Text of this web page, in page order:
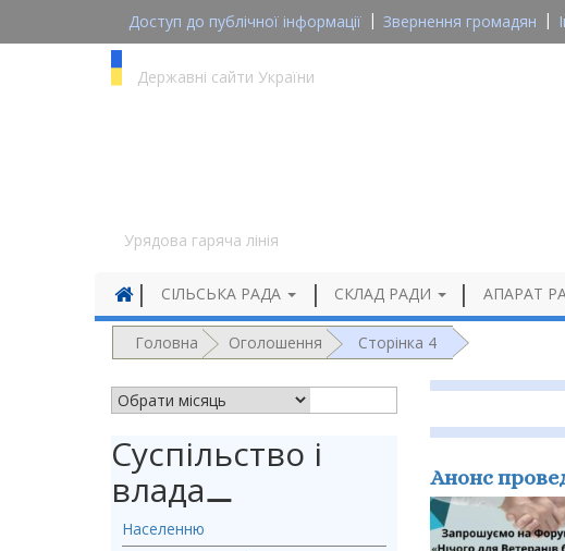
Доступ до публічної інформації Звернення громадян
Державні сайти України
Урядова гаряча лінія
СІЛЬСЬКА РАДА СКЛАД РАДИ АПАРАТ
Головна Оголошення Сторінка 4
АРХІВ НОВИН
Суспільство і
влада⚊
Населенню
Анонс